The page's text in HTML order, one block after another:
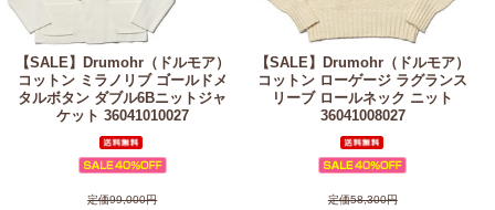
【SALE】
Drumohr（ドルモア）
コットン ミラノリブ ゴールドメ
タルボタン ダブル6Bニットジャ
ケット 36041010027
定価99,000円
【SALE】
Drumohr（ドルモア）
コットン ローゲージ ラグランス
リーブ ロールネック ニット
36041008027
定価58,300円